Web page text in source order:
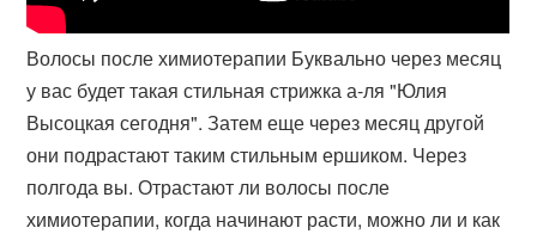
Волосы после химиотерапии Буквально через месяц
у вас будет такая стильная стрижка а-ля "Юлия
Высоцкая сегодня". Затем еще через месяц другой
они подрастают таким стильным ершиком. Через
полгода вы. Отрастают ли волосы после
химиотерапии, когда начинают расти, можно ли и как